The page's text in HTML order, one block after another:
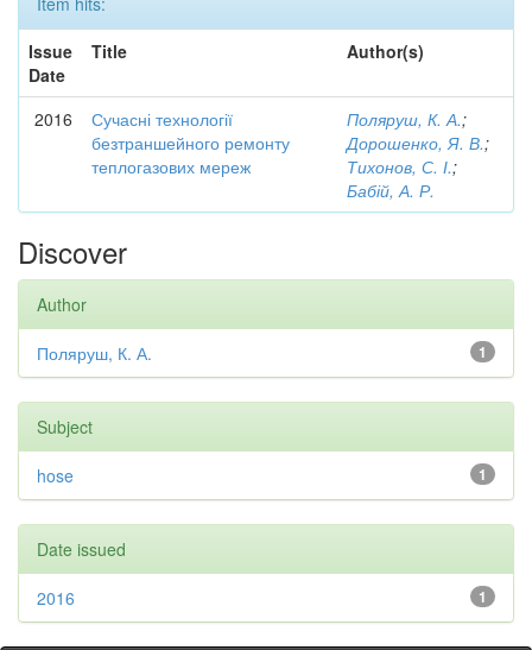
Issue
Date
Title Author(s)
2016
Сучасні технології
безтраншейного ремонту
теплогазових мереж
Поляруш, К. А.;
Дорошенко, Я. В.;
Тихонов, С. І.;
Бабій, А. Р.
Discover
Author
1
Поляруш, К. А.
Subject
1
hose
Date issued
1
2016